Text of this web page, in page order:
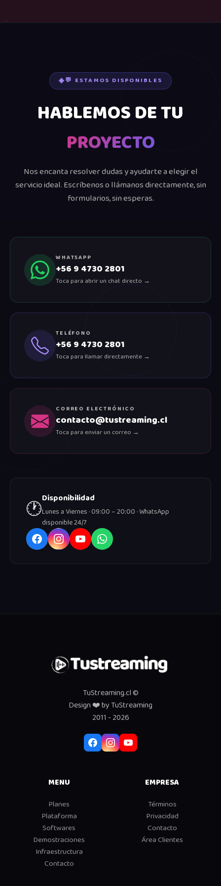
💬 ESTAMOS DISPONIBLES
HABLEMOS DE TU
PROYECTO
Nos encanta resolver dudas y ayudarte a elegir el
servicio ideal. Escríbenos o llámanos directamente, sin
formularios, sin esperas.
WHATSAPP
+56 9 4730 2801
Toca para abrir un chat directo →
TELÉFONO
+56 9 4730 2801
Toca para llamar directamente →
CORREO ELECTRÓNICO
contacto@tustreaming.cl
Toca para enviar un correo →
🕐Disponibilidad
Lunes a Viernes · 09:00 – 20:00 · WhatsApp
disponible 24/7
TuStreaming.cl ©
Design ❤️by TuStreaming
2011 - 2026
MENU
Planes
Plataforma
Softwares
Demostraciones
Infraestructura
Contacto
EMPRESA
Términos
Privacidad
Contacto
Área Clientes